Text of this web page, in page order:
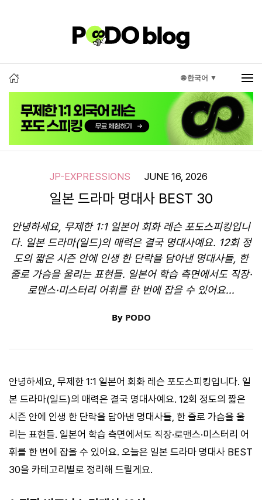
🌐 한국어 ▼
JP-EXPRESSIONS JUNE 16, 2026
일본 드라마 명대사 BEST 30
안녕하세요, 무제한 1:1 일본어 회화 레슨 포도스피킹입니
다. 일본 드라마(일드)의 매력은 결국 명대사예요. 12회 정
도의 짧은 시즌 안에 인생 한 단락을 담아낸 명대사들, 한
줄로 가슴을 울리는 표현들. 일본어 학습 측면에서도 직장·
로맨스·미스터리 어휘를 한 번에 잡을 수 있어요...
By PODO
안녕하세요, 무제한 1:1 일본어 회화 레슨 포도스피킹입니다. 일
본 드라마(일드)의 매력은 결국 명대사예요. 12회 정도의 짧은
시즌 안에 인생 한 단락을 담아낸 명대사들, 한 줄로 가슴을 울
리는 표현들. 일본어 학습 측면에서도 직장·로맨스·미스터리 어
휘를 한 번에 잡을 수 있어요. 오늘은 일본 드라마 명대사 BEST
30을 카테고리별로 정리해 드릴게요.